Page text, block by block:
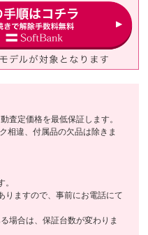
査定価格を最低保証します。
相違、付属品の欠品は除きま
りますので、事前にお電話にて
場合は、保証台数が変わりま